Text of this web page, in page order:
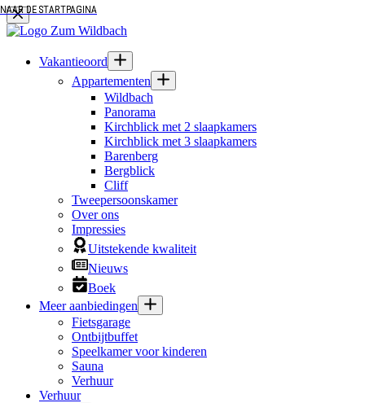
Ga
naar
inhoudVakantieoord
Appartementen
Wildbach
Panorama
Kirchblick met 2 slaapkamers
Kirchblick met 3 slaapkamers
Barenberg
Bergblick
Cliff
Tweepersoonskamer
Over ons
Impressies
Uitstekende kwaliteit
Nieuws
Boek
Meer aanbiedingen
Fietsgarage
Ontbijtbuffet
Speelkamer voor kinderen
Sauna
Verhuur
Verhuur
NAAR DE STARTPAGINA
NAAR DE STARTPAGINA